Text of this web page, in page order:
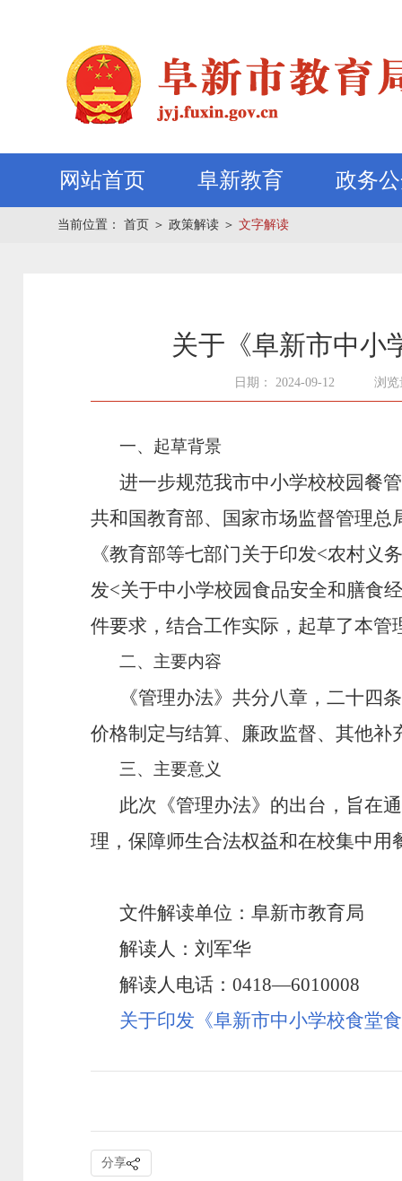
网站首页 阜新教育 政务
当前位置： 首页 ＞ 政策解读 ＞ 文字解读
关于《阜新市中小
日期： 2024-09-12 浏览
一、起草背景
进一步规范我市中小学校校园餐
共和国教育部、国家市场监督管理总
《教育部等七部门关于印发<农村义
发<关于中小学校园食品安全和膳食
件要求，结合工作实际， 起草了本管
二、主要内容
《管理办法》共分八章，二十四
价格制定与结算、廉政监督、其他
三、主要意义
此次《管理办法》的出台，旨在
理，保障师生合法权益和在校集中用
文件解读单位：阜新市教育局
解读人：刘军华
解读人电话： 0418—6010008
关于印发《阜新市中小学校食堂
分享